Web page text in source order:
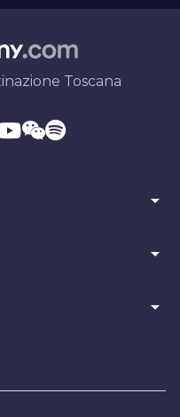
Toscana
arrow_drop_down
arrow_drop_down
arrow_drop_down